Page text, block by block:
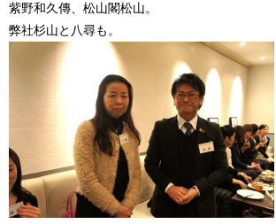
紫野和久傳、松山閣松山。
弊社杉山と八尋も。